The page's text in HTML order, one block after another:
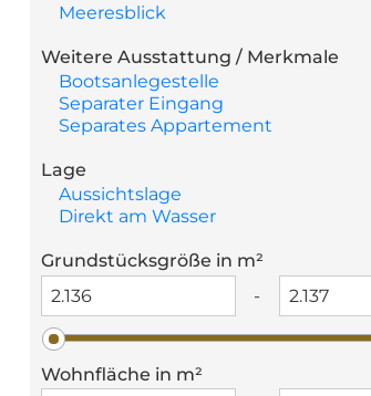
Meeresblick
Weitere Ausstattung / Merkmale
Bootsanlegestelle
Separater Eingang
Separates Appartement
Lage
Aussichtslage
Direkt am Wasser
Grundstücksgröße in m²
-
Wohnfläche in m²